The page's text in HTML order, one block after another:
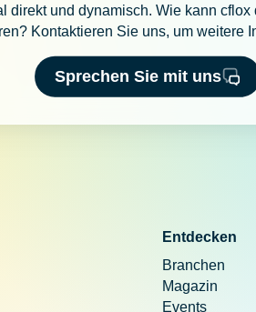
direkt und dynamisch. Wie kann cflox
Kontaktieren Sie uns, um weitere
Sprechen Sie mit uns
Entdecken
Branchen
Magazin
Events